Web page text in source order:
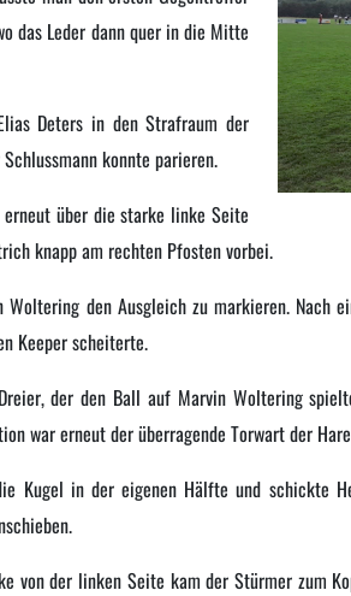
das Leder dann quer in die Mitte
Deters in den Strafraum der
konnte parieren.
über die starke linke Seite
knapp am rechten Pfosten vorbei.
den Ausgleich zu markieren. Nach
Keeper scheiterte.
der den Ball auf Marvin Woltering
war erneut der überragende Torwart der
Kugel in der eigenen Hälfte und schickte
von der linken Seite kam der Stürmer zum